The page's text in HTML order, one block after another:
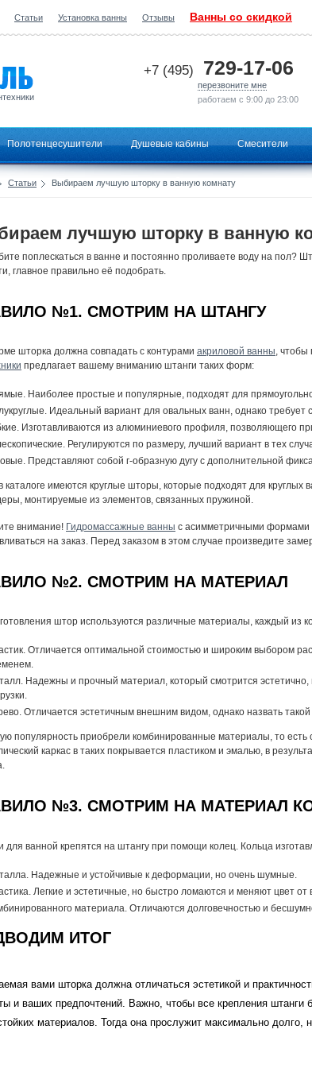
Статьи Установка ванны Отзывы Ванны со скидкой
+7 (495) 729-17-06
перезвоните мне
работаем с 9:00 до 23:00
Полотенцесушители Душевые кабины Смесители
Статьи Выбираем лучшую шторку в ванную комнату
лучшую шторку в ванную
поплескаться в ванне и постоянно проливаете воду на пол?
главное правильно её подобрать.
№1. СМОТРИМ НА ШТАНГУ
шторка должна совпадать с контурами акриловой ванны, чтобы
предлагает вашему вниманию штанги таких форм:
Наиболее простые и популярные, подходят для
Идеальный вариант для овальных ванн, однако требует
Изготавливаются из алюминиевого профиля, позволяющего
Регулируются по размеру, лучший вариант в тех
Представляют собой г-образную дугу с дополнительной
каталоге имеются круглые шторы, которые подходят для круглых
монтируемые из элементов, связанных пружиной.
внимание! Гидромассажные ванны с асимметричными формами
на заказ. Перед заказом в этом случае произведите
№2. СМОТРИМ НА МАТЕРИАЛ
штор используются различные материалы, каждый из
Отличается оптимальной стоимостью и широким выбором
Надежны и прочный материал, который смотрится
Отличается эстетичным внешним видом, однако назвать
популярность приобрели комбинированные материалы, то есть
каркас в таких покрывается пластиком и эмалью, в
№3. СМОТРИМ НА МАТЕРИАЛ
для ванной крепятся на штангу при помощи колец. Кольца
Надежные и устойчивые к деформации, но очень шумные.
Легкие и эстетичные, но быстро ломаются и меняют цвет от
материала. Отличаются долговечностью и
ИТОГ
вами шторка должна отличаться эстетикой и
и ваших предпочтений. Важно, чтобы все крепления
материалов. Тогда она прослужит максимально долго,